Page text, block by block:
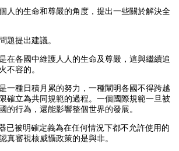
人的生命和尊嚴的角度，提出一些關於解決全
題提出建議。
在各國中維護人人的生命及尊嚴，這與繼續追
不容的。
一種日積月累的努力，一種闡明各國不得跨越
確立為共同規範的過程。一個國際規範一旦被
的行為，還能影響整個世界的發展。
已被明確定義為在任何情況下都不允許使用的
真審視核威懾政策的是與非。